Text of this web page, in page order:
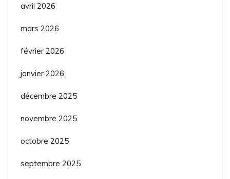
avril 2026
mars 2026
février 2026
janvier 2026
décembre 2025
novembre 2025
octobre 2025
septembre 2025